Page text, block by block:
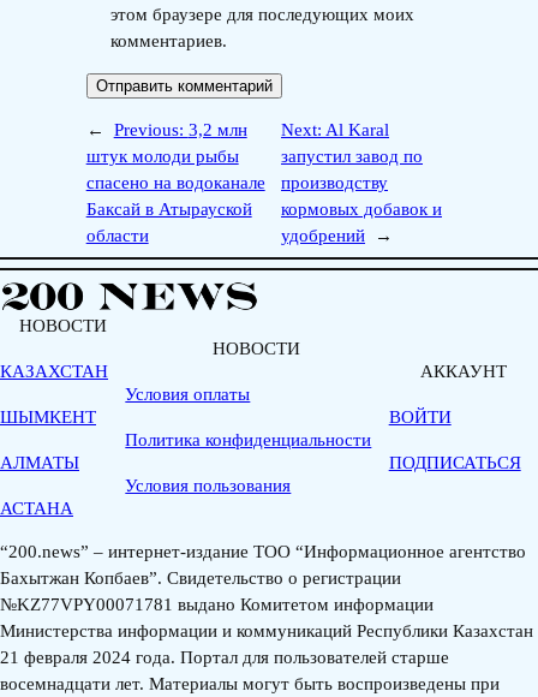
этом браузере для последующих моих
комментариев.
← Previous: 3,2 млн
штук молоди рыбы
спасено на водоканале
Баксай в Атырауской
области
Next: Al Karal
запустил завод по
производству
кормовых добавок и
удобрений
→
НОВОСТИ
КАЗАХСТАН
ШЫМКЕНТ
АЛМАТЫ
АСТАНА
НОВОСТИ
Условия оплаты
Политика конфиденциальности
Условия пользования
АККАУНТ
ВОЙТИ
ПОДПИСАТЬСЯ
“200.news” – интернет-издание ТОО “Информационное агентство
Бахытжан Копбаев”. Свидетельство о регистрации
№KZ77VPY00071781 выдано Комитетом информации
Министерства информации и коммуникаций Республики Казахстан
21 февраля 2024 года. Портал для пользователей старше
восемнадцати лет. Материалы могут быть воспроизведены при